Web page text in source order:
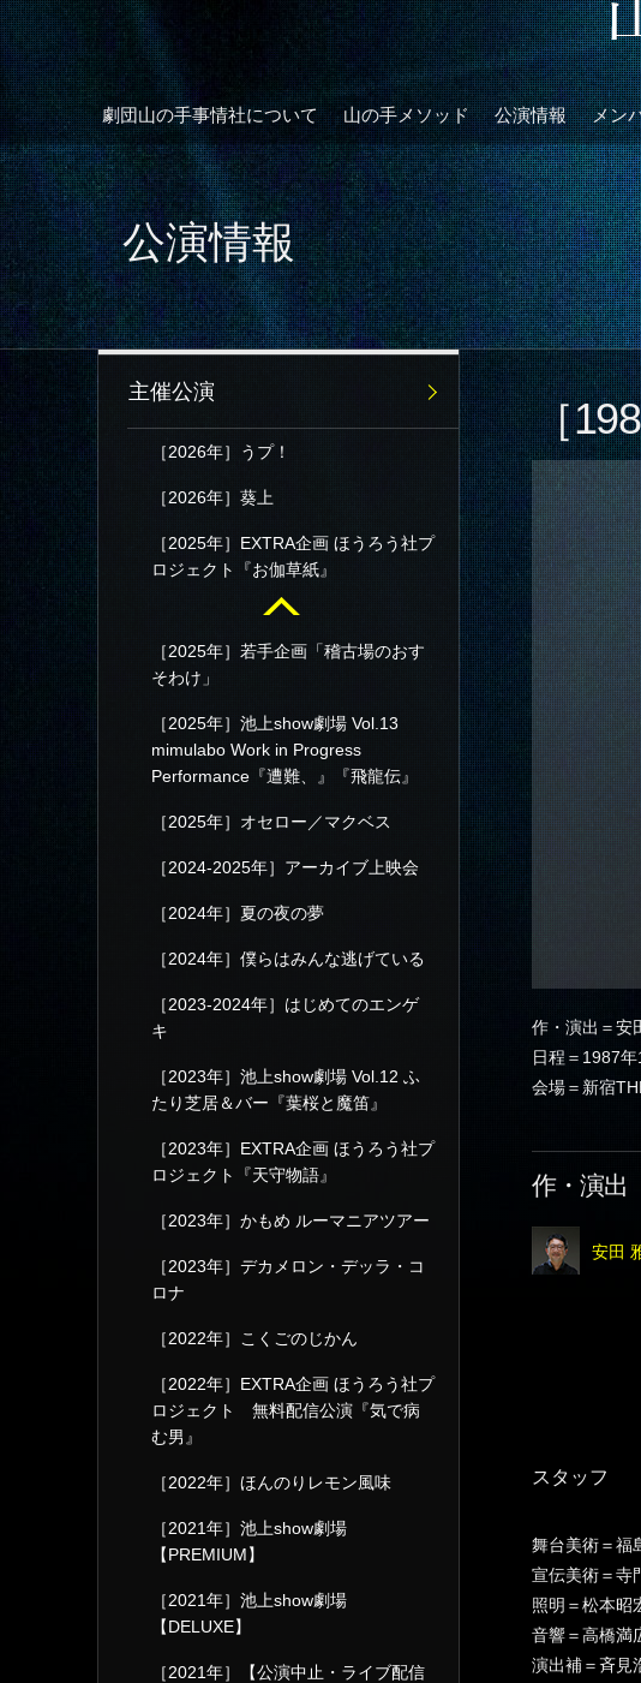
劇団山の手事情社について 山の手メソッド 公演情報 メン
公演情報
［
作・演出＝安
日程＝1987年
会場＝新宿
作・演出
安田
スタッフ
舞台美術＝福
宣伝美術＝寺
照明＝松本昭
音響＝高橋満
演出補＝斉見
主催公演
［2026年］うプ！
［2026年］葵上
［2025年］EXTRA企画 ほうろう社プ
ロジェクト『お伽草紙』
［2025年］若手企画「稽古場のおす
そわけ」
［2025年］池上show劇場 Vol.13
mimulabo Work in Progress
Performance『遭難、』『飛龍伝』
［2025年］オセロー／マクベス
［2024-2025年］アーカイブ上映会
［2024年］夏の夜の夢
［2024年］僕らはみんな逃げている
［2023-2024年］はじめてのエンゲ
キ
［2023年］池上show劇場 Vol.12 ふ
たり芝居＆バー『葉桜と魔笛』
［2023年］EXTRA企画 ほうろう社プ
ロジェクト『天守物語』
［2023年］かもめ ルーマニアツアー
［2023年］デカメロン・デッラ・コ
ロナ
［2022年］こくごのじかん
［2022年］EXTRA企画 ほうろう社プ
ロジェクト 無料配信公演『気で病
む男』
［2022年］ほんのりレモン風味
［2021年］池上show劇場
【PREMIUM】
［2021年］池上show劇場
【DELUXE】
［2021年］【公演中止・ライブ配信